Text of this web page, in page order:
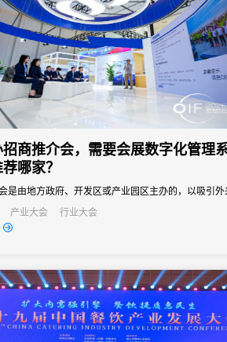
商推介会，需要会展数字化管理
哪家？
是由地方政府、开发区或产业园区主办的，以吸引外
产业落地为核心目标的专题商务活动。参会客商涵盖
行业龙头、投资机构和商会协会，单场活动潜在投资意
...
产业大会
行业大会